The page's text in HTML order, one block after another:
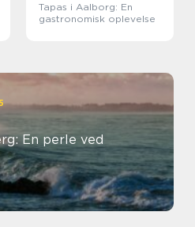
Tapas i Aalborg: En
gastronomisk oplevelse
En perle ved